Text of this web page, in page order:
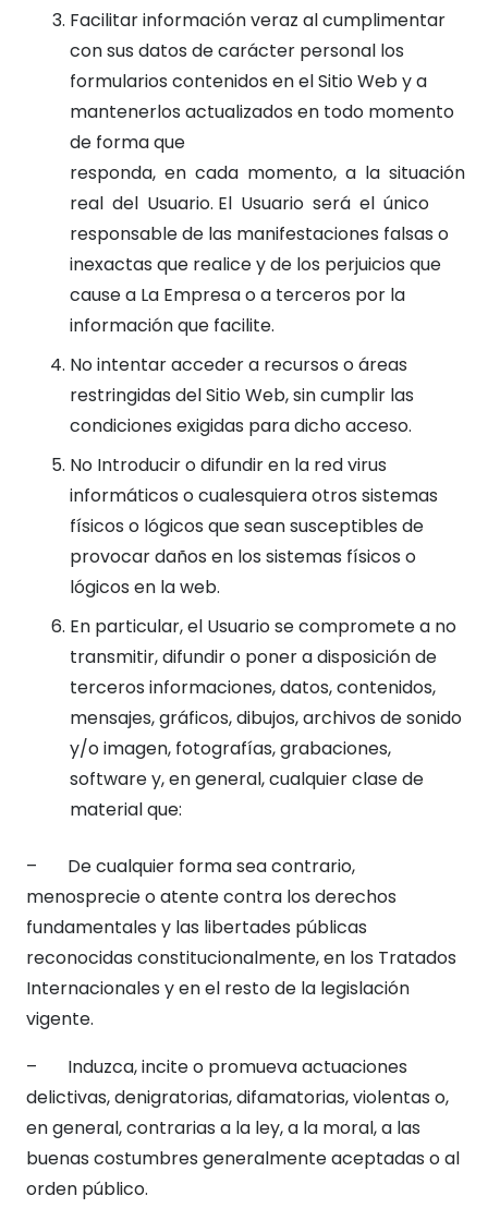
Facilitar información veraz al cumplimentar
con sus datos de carácter personal los
formularios contenidos en el Sitio Web y a
mantenerlos actualizados en todo momento
de forma que
responda, en cada momento, a la situación
real del Usuario. El Usuario será el único
responsable de las manifestaciones falsas o
inexactas que realice y de los perjuicios que
cause a La Empresa o a terceros por la
información que facilite.
No intentar acceder a recursos o áreas
restringidas del Sitio Web, sin cumplir las
condiciones exigidas para dicho acceso.
No Introducir o difundir en la red virus
informáticos o cualesquiera otros sistemas
físicos o lógicos que sean susceptibles de
provocar daños en los sistemas físicos o
lógicos en la web.
En particular, el Usuario se compromete a no
transmitir, difundir o poner a disposición de
terceros informaciones, datos, contenidos,
mensajes, gráficos, dibujos, archivos de sonido
y/o imagen, fotografías, grabaciones,
software y, en general, cualquier clase de
material que:
– De cualquier forma sea contrario,
menosprecie o atente contra los derechos
fundamentales y las libertades públicas
reconocidas constitucionalmente, en los Tratados
Internacionales y en el resto de la legislación
vigente.
– Induzca, incite o promueva actuaciones
delictivas, denigratorias, difamatorias, violentas o,
en general, contrarias a la ley, a la moral, a las
buenas costumbres generalmente aceptadas o al
orden público.